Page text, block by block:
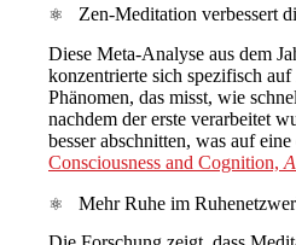
Zen-Meditation verbessert
Diese Meta-Analyse aus dem
konzentrierte sich spezifisch
Phänomen, das misst, wie
nachdem der erste verarbeitet
besser abschnitten, was auf
Consciousness and Cognition,
Mehr Ruhe im